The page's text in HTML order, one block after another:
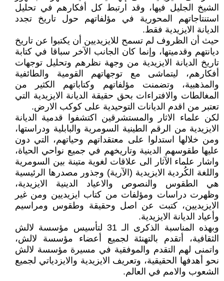
الشيخ الجليل فيها، وقد ارتبط كل أفكارهم في تحليل
استنتاجاتهم المحورية في مؤلفاتهم حول تاريخ تجدد
الديانة الايزيدية فقط.
حيث أن الظروف لم تسمح للايزيديين أن يكتبوا عن تاريخ
ديانتهم وقدميتها، وإنما كان الجانب الآخر سباقا في كتابة
تاريخ الديانة الايزيدية من وجهة نظرهم وتحليل توجهات
أفكارهم، ليتماشى مع توجهاتهم القومية والطائفية
والمذهبية، وتضمنت مؤلفاتهم وكتاباتهم الكثير من
المغالطات والافتراءات بحق حقيقة الديانة الايزيدية التي
تعتبر من اقدم الديانات التوحيدية على كوكب الارض.
لكن علماء الاثار والمستشرقين اكتشفوا قدمية الديانة
الايزيدية من الرقم الطينية السومرية والبابلية ودراستها،
ومن خلالها استدلوا على معتقداتهم وحياتهم، التي دون
عليها طقوسهم الدينية وتاريخهم في جميع نواحي الحياة،
واشار علماء الآثار الى علاقات لغوية متينة بين السومرية
واللغة الكُردية الايزيدية (الآرية) وجذور مصدرها الرئيسية
هي الطقوس والنصوص والاعياد الدينية الايزيدية،
وظهرت دراسات ومؤلفات من كتاب ايزيديين ومن غير
الايزيديين، كتبت عن اصل وحقيقة وطقوس ومراسيم
وأعياد الديانة الايزيدية.
وبهذه المناسبة الذكرى الـ 31 لتأسيس مؤسسة لالش
الثقافية، أتقدم بالتهنئة لجميع أعضاء مؤسسة لالش،
واتمنى لهم التقدم والموفقية في مسيرة مؤسسة لالش
نحو أهدفها الحقيقية، وتعريف الايزيدية والايزدياتي لجميع
الشعوب والامم في العالم.